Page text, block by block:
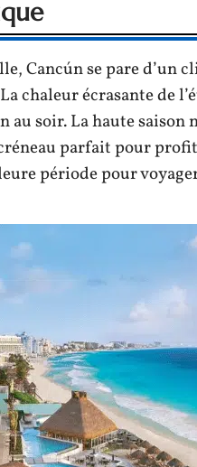
Cancún se pare d’un
chaleur écrasante de
soir. La haute saison
parfait pour
période pour